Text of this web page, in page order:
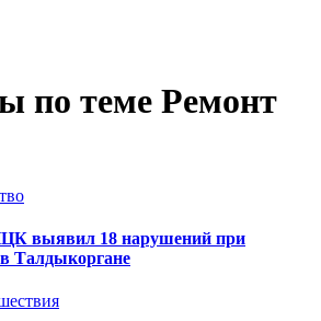
по теме Ремонт
выявил 18 нарушений при
Талдыкоргане